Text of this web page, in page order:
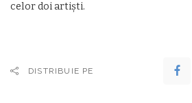
celor doi artiști.
DISTRIBUIE PE